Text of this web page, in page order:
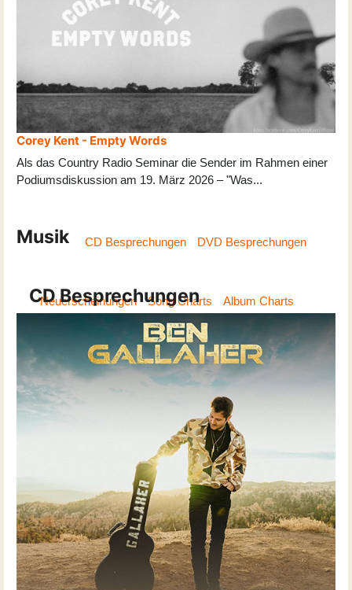
Corey Kent - Empty Words
Als das Country Radio Seminar die Sender im Rahmen einer
Podiumsdiskussion am 19. März 2026 – "Was...
Musik CD Besprechungen DVD Besprechungen
Neuerscheinungen Song Charts Album Charts
CD Besprechungen